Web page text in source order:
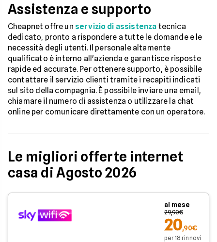
Assistenza e supporto
Cheapnet offre un servizio di assistenza tecnica
dedicato, pronto a rispondere a tutte le domande e le
necessità degli utenti. Il personale altamente
qualificato è interno all'azienda e garantisce risposte
rapide ed accurate. Per ottenere supporto, è possibile
contattare il servizio clienti tramite i recapiti indicati
sul sito della compagnia. È possibile inviare una email,
chiamare il numero di assistenza o utilizzare la chat
online per comunicare direttamente con un operatore.
Le migliori offerte internet
casa di Agosto 2026
al mese
29,90€
20,90€
per 18 rinnovi